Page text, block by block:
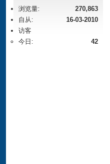
浏览量:
270,863
自从:
16-03-2010
访客
今日:
42